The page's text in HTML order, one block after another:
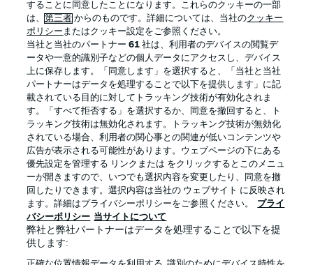
プライバシー・ポリシー 優先設定を管理する
利用条件 放送局
求人 選手
当サイトについて
することに同意したことになります。これらのクッキーの一部
は、第三者 からのものです。詳細については、当社のクッキー
ポリシー またはクッキー設定をご参照ください。
当社と当社のパートナー61 社は、利用者のデバイスの閲覧デ
ータや一意的識別子などの個人データにアクセスし、デバイス
上に保存します。「同意します」を選択すると、「当社と当社
パートナーはデータを処理することで以下を提供します」に記
載されている目的に対してトラッキング技術が有効化されま
す。「すべて拒否する」を選択するか、同意を撤回すると、ト
ラッキング技術は無効化されます。トラッキング技術が無効化
されている場合、利用者の関心事との関連が低いコンテンツや
広告が表示される可能性があります。ウェブページの下にある
優先設定を管理する リンクまたは をクリックするとこのメニュ
ーが開きますので、いつでも選択内容を変更したり、同意を撤
回したりできます。選択内容は当社の ウェブサイト に反映され
ます。詳細はプライバシーポリシーをご参照ください。
プライ
バシーポリシー 当サイトについて
弊社と弊社パートナーはデータを処理することで以下を提
供します: